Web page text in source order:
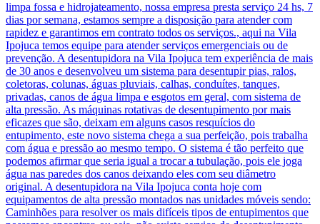
limpa fossa e hidrojateamento, nossa empresa presta serviço 24 hs, 7
dias por semana, estamos sempre a disposição para atender com
rapidez e garantimos em contrato todos os serviços., aqui na Vila
Ipojuca temos equipe para atender serviços emergenciais ou de
prevenção. A desentupidora na Vila Ipojuca tem experiência de mais
de 30 anos e desenvolveu um sistema para desentupir pias, ralos,
coletoras, colunas, águas pluviais, calhas, conduítes, tanques,
privadas, canos de água limpa e esgotos em geral, com sistema de
alta pressão. As máquinas rotativas de desentupimento por mais
eficazes que são, deixam em alguns casos resquícios do
entupimento, este novo sistema chega a sua perfeição, pois trabalha
com água e pressão ao mesmo tempo. O sistema é tão perfeito que
podemos afirmar que seria igual a trocar a tubulação, pois ele joga
água nas paredes dos canos deixando eles com seu diâmetro
original. A desentupidora na Vila Ipojuca conta hoje com
equipamentos de alta pressão montados nas unidades móveis sendo:
Caminhões para resolver os mais difíceis tipos de entupimentos que